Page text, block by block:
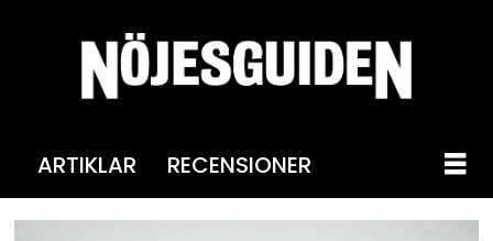
ARTIKLAR RECENSIONER